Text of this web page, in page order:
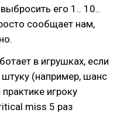
его 1.. 10..
сообщает нам,
в игрушках, если
(например, шанс
игроку
miss 5 раз